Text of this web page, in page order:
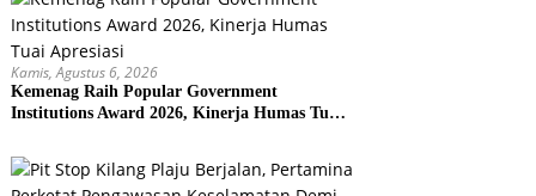
Kamis, Agustus 6, 2026
Kemenag Raih Popular Government
Institutions Award 2026, Kinerja Humas Tuai